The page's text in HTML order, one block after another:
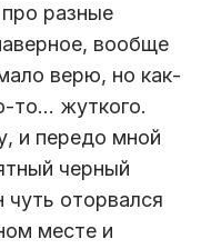
разные
вообще
верю, но как-
то... жуткого.
и передо мной
черный
оторвался
месте и